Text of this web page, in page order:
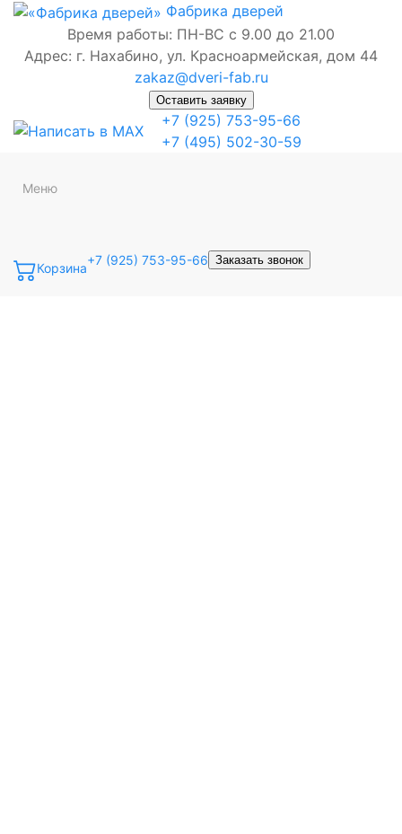
Фабрика дверей
Время работы: ПН-ВС с 9.00 до 21.00
Адрес: г. Нахабино, ул. Красноармейская, дом 44
zakaz@dveri-fab.ru
Оставить заявку
+7 (925) 753-95-66
+7 (495) 502-30-59
Меню
Корзина
+7 (925) 753-95-66 Заказать звонок